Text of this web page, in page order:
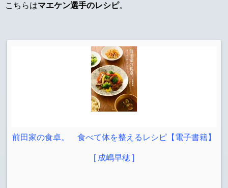
こちらはマエケン選手のレシピ。
前田家の食卓。 食べて体を整えるレシピ【電子書籍】
[ 成嶋早穂 ]